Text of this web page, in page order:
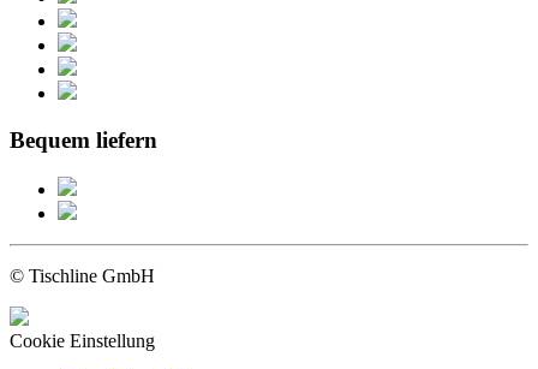
Bequem liefern
© Tischline GmbH
Cookie Einstellung